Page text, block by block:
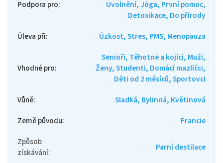
Podpora pro:
Uvolnění, Jóga, První pomoc,
Detoxikace, Do přírody
Úleva při: Úzkost, Stres, PMS, Menopauza
Vhodné pro:
Senioři, Těhotné a kojící, Muži,
Ženy, Studenti, Domácí mazlíčci,
Děti od 2 měsíců, Sportovci
Vůně:
Sladká, Bylinná, Květinová
Země původu:
Francie
Způsob
získávání: Parní destilace